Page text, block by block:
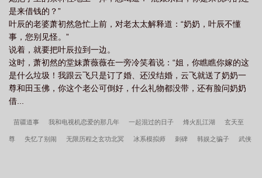
是来借钱的？”
叶辰的老婆萧初然急忙上前，对老太太解释道：“奶奶，叶辰不懂
事，您别见怪。”
说着，就要把叶辰拉到一边。
这时，萧初然的堂妹萧薇薇在一旁冷笑着说：“姐，你瞧瞧你嫁的这
是什么垃圾！我跟云飞只是订了婚、还没结婚，云飞就送了奶奶一
尊和田玉佛，你这个老公可倒好，什么礼物都没带，还有脸问奶奶
借...
苗疆道事 我和电视机恋爱的那几年 一起混过的日子 烽火乱江湖 玄天至
尊 失忆了别闹 无限历程之玄功北冥 冰系模拟师 刺碑 韩娱之骗子 武侠